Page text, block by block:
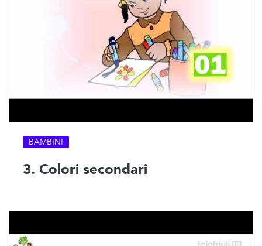
BAMBINI
3. Colori secondari